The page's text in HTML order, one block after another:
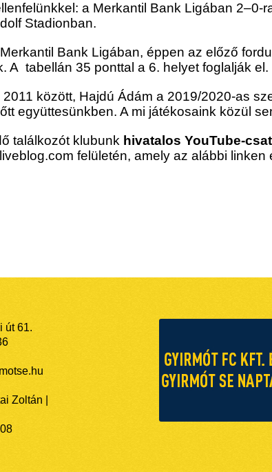
a Merkantil Bank Ligában 2–0-
Stadionban.
Bank Ligában, éppen az előző
A tabellán 35 ponttal a 6. helyet foglalják el.
között, Hajdú Ádám a 2019/2020-as
együttesünkben. A mi játékosaink közül
találkozót klubunk hivatalos YouTube-
felületén, amely az alábbi linken
út 61.
Zoltán |